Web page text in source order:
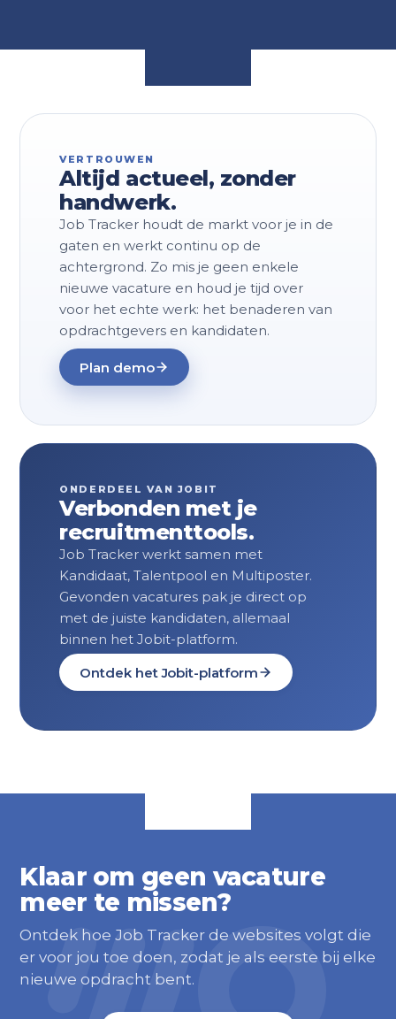
VERTROUWEN
Altijd actueel, zonder
handwerk.
Job Tracker houdt de markt voor je in de
gaten en werkt continu op de
achtergrond. Zo mis je geen enkele
nieuwe vacature en houd je tijd over
voor het echte werk: het benaderen van
opdrachtgevers en kandidaten.
Plan demo
ONDERDEEL VAN JOBIT
Verbonden met je
recruitmenttools.
Job Tracker werkt samen met
Kandidaat, Talentpool en Multiposter.
Gevonden vacatures pak je direct op
met de juiste kandidaten, allemaal
binnen het Jobit-platform.
Ontdek het Jobit-platform
Klaar om geen vacature
meer te missen?
Ontdek hoe Job Tracker de websites volgt die
er voor jou toe doen, zodat je als eerste bij elke
nieuwe opdracht bent.